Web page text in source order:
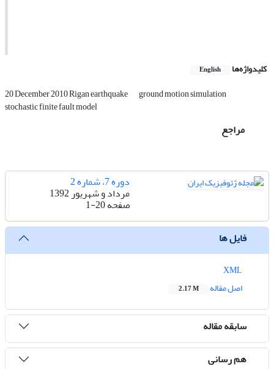
کلیدواژه‌ها English
20 December 2010 Rigan earthquake ground motion simulation
stochastic finite fault model
مراجع
دوره 7، شماره 2
مرداد و شهریور 1392
صفحه1-20
فایل ها
اصل مقاله
2.17 M
سابقه مقاله
هم رسانی